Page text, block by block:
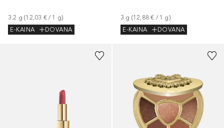
3.2 g (12,03 € / 1 g)
E-KAINA
DOVANA
3 g (12,88 € / 1 g)
E-KAINA
DOVANA
+ 12